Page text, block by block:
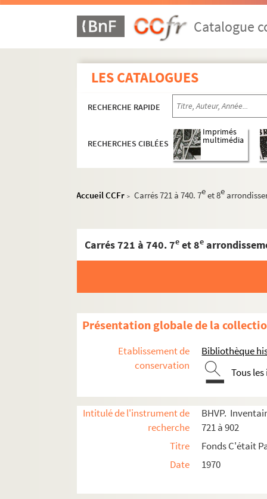
Catalogue
LES CATALOGUES
RECHERCHE RAPIDE
RECHERCHES CIBLÉES
Imprimés
multimédia
Accueil CCFr > Carrés 721 à 740. 7eet 8e
Carrés 721 à 740. 7e et 8e
Présentation globale de la
Etablissement de
conservation
Bibliothèque
Tous
Intitulé de l'instrument de
recherche
BHVP.
721 à 902
Titre
Fonds C'était
Date
1970